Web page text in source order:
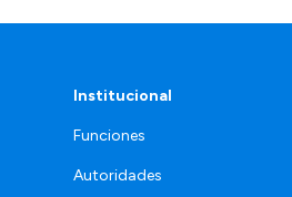
Institucional
Funciones
Autoridades